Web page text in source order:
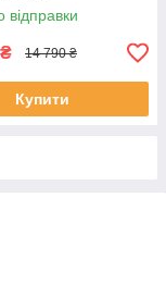
відправки
₴ 14 790 ₴
Купити